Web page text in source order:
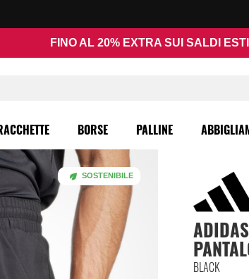
FINO AL 20% EXTRA SUI SALDI
BORSE PALLINE
ADIDAS
BLACK
SOSTENIBILE